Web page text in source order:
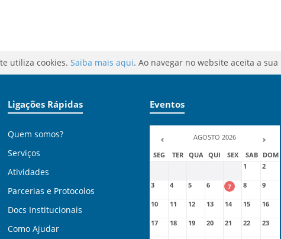
utiliza cookies. Saiba mais aqui. Ao navegar no website aceita a
Ligações Rápidas
Quem somos?
Serviços
Atividades
Parcerias e Protocolos
Docs Institucionais
Como Ajudar
Eventos
AGOSTO 2026
SEG
TER QUA QUI SEX SAB
DOM
1
2
3 4 5 6 7 8 9
10 11 12 13 14 15 16
17 18 19 20 21 22 23